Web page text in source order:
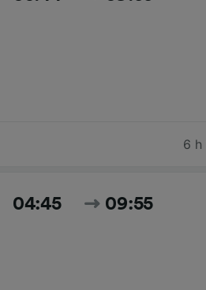
6 h
04:45 09:55